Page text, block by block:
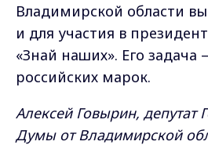
Владимирской области
и для участия в
«Знай наших». Его
российских марок.
Алексей Говырин, депутат
Думы от Владимирской